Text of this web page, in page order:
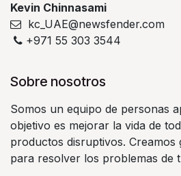
Kevin Chinnasami
kc_UAE@newsfender.com
+971 55 303 3544
Sobre nosotros
Somos un equipo de personas
objetivo es mejorar la vida de
productos disruptivos. Creamos
para resolver los problemas de